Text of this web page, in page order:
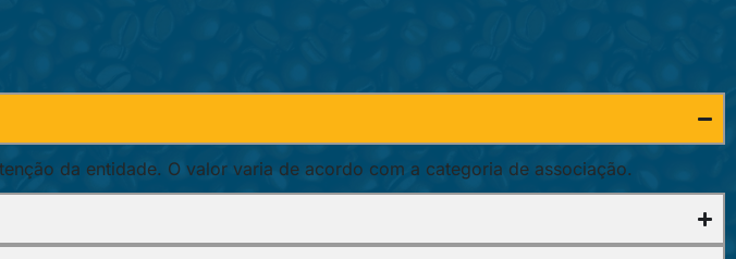
da entidade. O valor varia de acordo com a categoria de associação.